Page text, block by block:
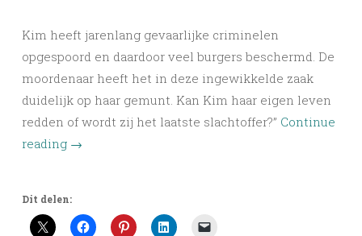
Kim heeft jarenlang gevaarlijke criminelen
opgespoord en daardoor veel burgers beschermd. De
moordenaar heeft het in deze ingewikkelde zaak
duidelijk op haar gemunt. Kan Kim haar eigen leven
redden of wordt zij het laatste slachtoffer?” Continue
reading →
Dit delen: